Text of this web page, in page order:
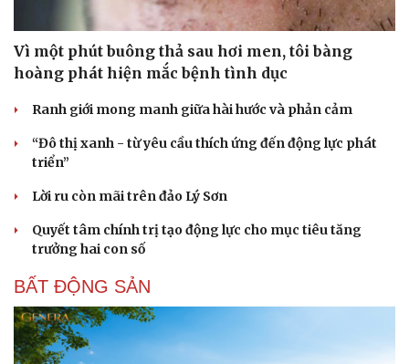
Vì một phút buông thả sau hơi men, tôi bàng
hoàng phát hiện mắc bệnh tình dục
Ranh giới mong manh giữa hài hước và phản cảm
“Đô thị xanh - từ yêu cầu thích ứng đến động lực phát
triển”
Lời ru còn mãi trên đảo Lý Sơn
Quyết tâm chính trị tạo động lực cho mục tiêu tăng
trưởng hai con số
BẤT ĐỘNG SẢN